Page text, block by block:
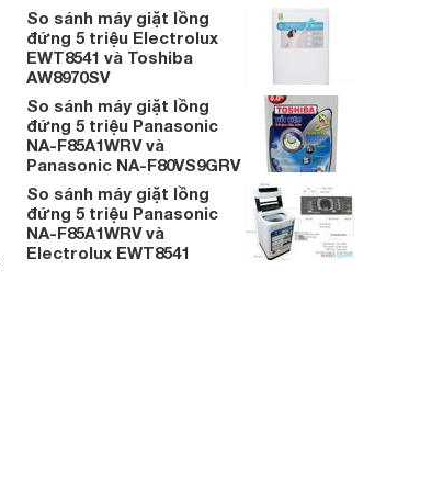
So sánh máy giặt lồng
đứng 5 triệu Electrolux
EWT8541 và Toshiba
AW8970SV
So sánh máy giặt lồng
đứng 5 triệu Panasonic
NA-F85A1WRV và
Panasonic NA-F80VS9GRV
So sánh máy giặt lồng
đứng 5 triệu Panasonic
NA-F85A1WRV và
Electrolux EWT8541